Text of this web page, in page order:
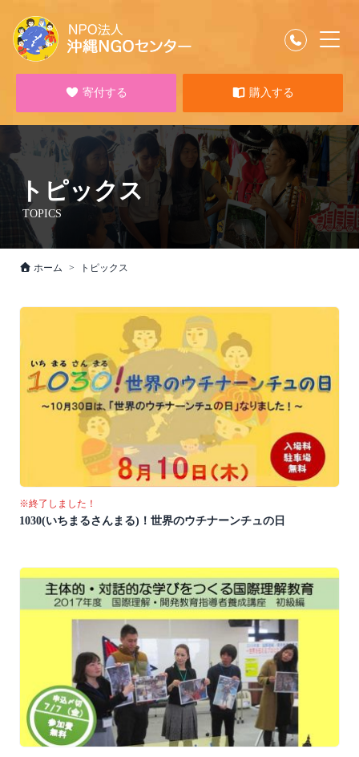
寄付する 購入する
トピックス
TOPICS
ホーム トピックス
※終了しました！
1030(いちまるさんまる)！世界のウチナーンチュの日